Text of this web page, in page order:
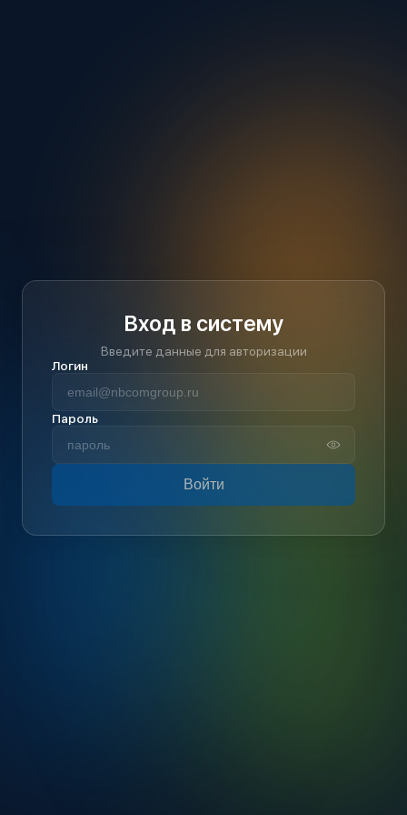
Вход в систему
Введите данные для авторизации
Логин
Пароль
Войти